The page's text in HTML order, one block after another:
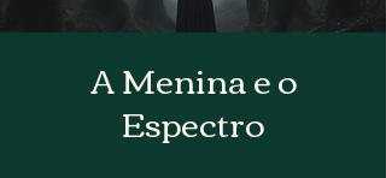
A Menina e o
Espectro